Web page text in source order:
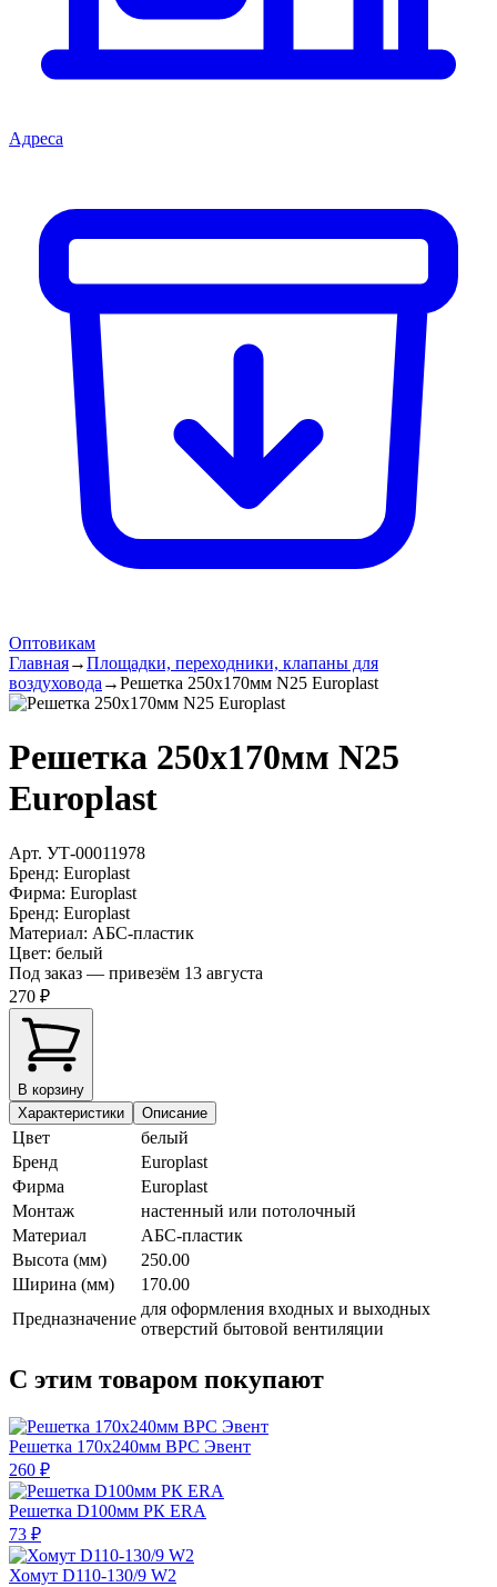
Адреса
Оптовикам
Главная→Площадки, переходники, клапаны для
воздуховода →Решетка 250х170мм N25 Europlast
Решетка 250х170мм N25
Europlast
Арт. УТ-00011978
Бренд: Europlast
Фирма: Europlast
Бренд: Europlast
Материал: АБС-пластик
Цвет: белый
Под заказ — привезём 13 августа
270 ₽
В корзину
Характеристики
Описание
Цвет
белый
Бренд
Europlast
Фирма
Europlast
Монтаж
настенный или потолочный
Материал
АБС-пластик
Высота (мм)
250.00
Ширина (мм)
170.00
Предназначение
для оформления входных и выходных
отверстий бытовой вентиляции
С этим товаром покупают
Решетка 170х240мм ВРС Эвент
260 ₽
Решетка D100мм РК ERA
73 ₽
Хомут D110-130/9 W2